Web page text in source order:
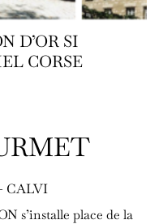
D’OR SI
CORSE
CALVI
s’installe place de la